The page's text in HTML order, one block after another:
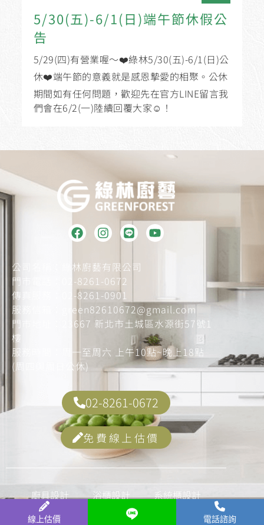
5/30(五)-6/1(日)端午節休假公
告
5/29(四)有營業喔～❤️綠林5/30(五)-6/1(日)公
休❤️端午節的意義就是感恩摯愛的相聚。公休
期間如有任何問題，歡迎先在官方LINE留言我
們會在6/2(一)陸續回覆大家☺️！
公司名稱：綠林廚藝有限公司
門市電話：
02-8261-0672
傳真服務：
02-8261-0901
服務信箱：
green82610672@gmail.com
門市地址：
23667 新北市土城區水源街57號1
樓
服務時間：周一至周六 上午10點~晚上18點
(周四與周日公休)
02-8261-0672
免費線上估價
廚具設計 浴櫃設計
系統櫃設計
廚具知識
最新消息
線上估價 電話諮詢